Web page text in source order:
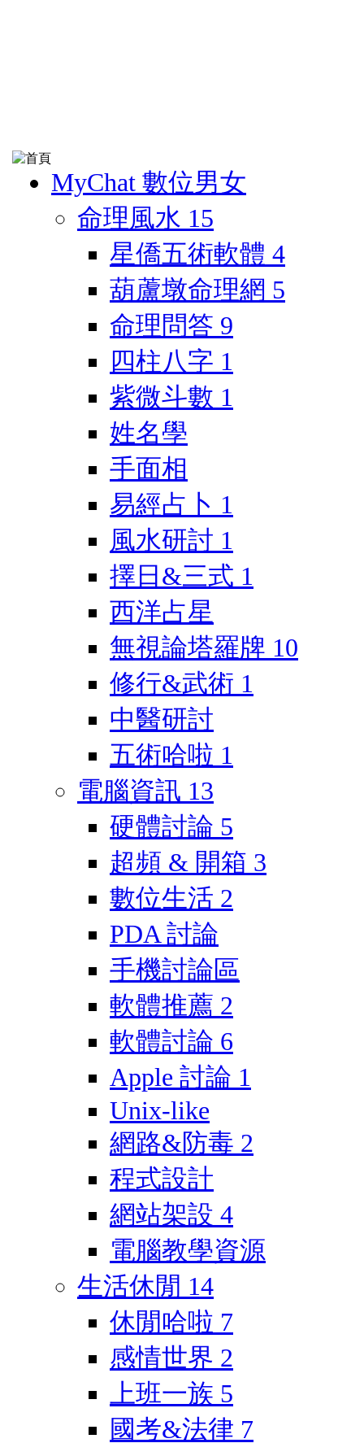
MyChat 數位男女
命理風水 15
星僑五術軟體 4
葫蘆墩命理網 5
命理問答 9
四柱八字 1
紫微斗數 1
姓名學
手面相
易經占卜 1
風水研討 1
擇日&三式 1
西洋占星
無視論塔羅牌 10
修行&武術 1
中醫研討
五術哈啦 1
電腦資訊 13
硬體討論 5
超頻 & 開箱 3
數位生活 2
PDA 討論
手機討論區
軟體推薦 2
軟體討論 6
Apple 討論 1
Unix-like
網路&防毒 2
程式設計
網站架設 4
電腦教學資源
生活休閒 14
休閒哈啦 7
感情世界 2
上班一族 5
國考&法律 7